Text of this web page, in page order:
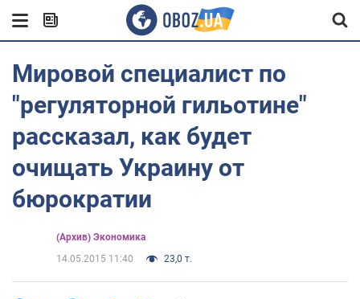
Мировой специалист по
"регуляторной гильотине"
рассказал, как будет
очищать Украину от
бюрократии
(Архив) Экономика
14.05.2015 11:40
23,0 т.